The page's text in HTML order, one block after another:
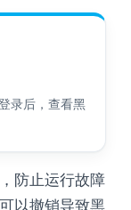
录后，查看黑
防止运行故障
可以撤销导致黑